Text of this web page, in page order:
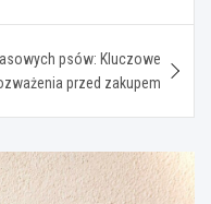
psów: Kluczowe
przed zakupem